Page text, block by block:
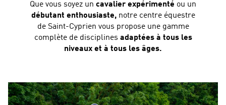
Que vous soyez un cavalier expérimenté ou un
débutant enthousiaste, notre centre équestre
de Saint-Cyprien vous propose une gamme
complète de disciplines adaptées à tous les
niveaux et à tous les âges.